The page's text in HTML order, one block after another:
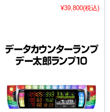
¥39,800(税込)